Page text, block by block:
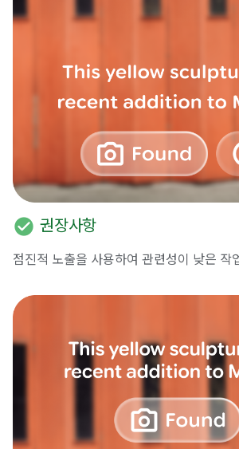
check_circle 권장사항
점진적 노출을 사용하여 관련성이 낮은 작